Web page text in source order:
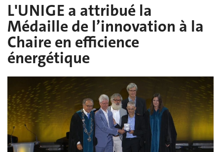
L'UNIGE a attribué la
Médaille de l’innovation à la
Chaire en efficience
énergétique